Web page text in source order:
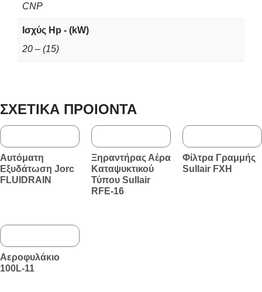
CNP
Ισχύς Hp - (kW)
20 – (15)
ΣΧΕΤΙΚΆ ΠΡΟΙΌΝΤΑ
Αυτόματη
Εξυδάτωση Jorc
FLUIDRAIN
Ξηραντήρας Αέρα
Καταψυκτικού
Τύπου Sullair
RFE-16
Φίλτρα Γραμμής
Sullair FXΗ
Αεροφυλάκιο
100L-11